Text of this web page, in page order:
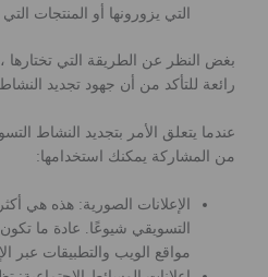
التي يزورونها أو المنتجات
بغض النظر عن الطريقة التي تختارها
رائعة للتأكد من أن جهود تجديد
عندما يتعلق الأمر بتجديد النشاط
من المشاركة يمكنك استخدامها:
الإعلانات الصورية: هذه هي
التسويقي شيوعًا. عادة ما
مواقع الويب والتطبيقات عبر